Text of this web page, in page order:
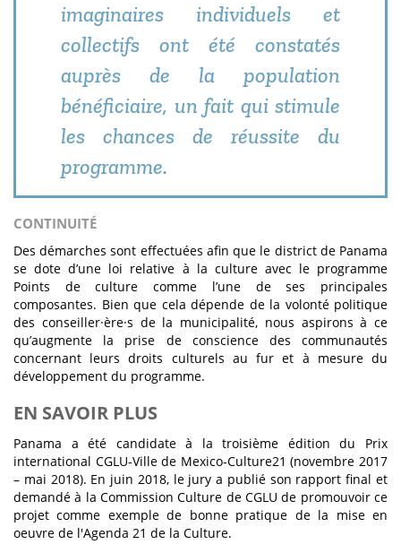
imaginaires individuels et
collectifs ont été constatés
auprès de la population
bénéficiaire, un fait qui stimule
les chances de réussite du
programme.
CONTINUITÉ
Des démarches sont effectuées afin que le district de Panama
se dote d’une loi relative à la culture avec le programme
Points de culture comme l’une de ses principales
composantes. Bien que cela dépende de la volonté politique
des conseiller·ère·s de la municipalité, nous aspirons à ce
qu’augmente la prise de conscience des communautés
concernant leurs droits culturels au fur et à mesure du
développement du programme.
EN SAVOIR PLUS
Panama a été candidate à la troisième édition du Prix
international CGLU-Ville de Mexico-Culture21 (novembre 2017
– mai 2018). En juin 2018, le jury a publié son rapport final et
demandé à la Commission Culture de CGLU de promouvoir ce
projet comme exemple de bonne pratique de la mise en
oeuvre de l'Agenda 21 de la Culture.